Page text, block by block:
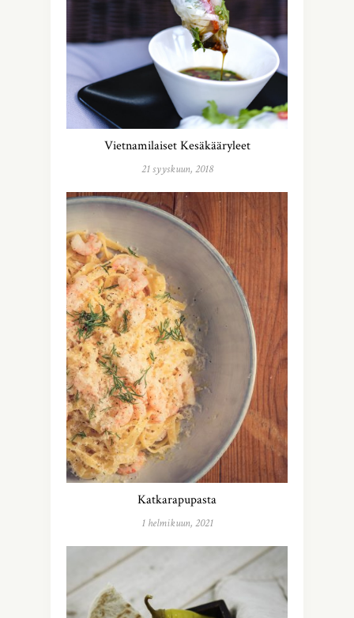
Vietnamilaiset Kesäkääryleet
21 syyskuun, 2018
Katkarapupasta
1 helmikuun, 2021